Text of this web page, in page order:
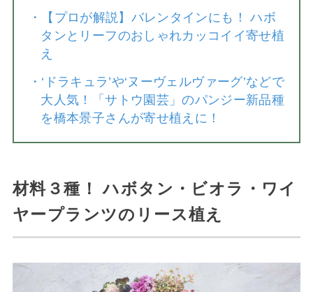
・
【プロが解説】バレンタインにも！ ハボ
タンとリーフのおしゃれカッコイイ寄せ植
え
・ ‘ドラキュラ’や‘ヌーヴェルヴァーグ’などで
大人気！「サトウ園芸」のパンジー新品種
を橋本景子さんが寄せ植えに！
材料３種！ ハボタン・ビオラ・ワイ
ヤープランツのリース植え